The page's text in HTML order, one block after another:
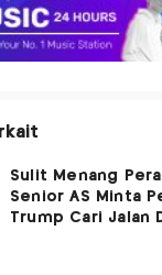
Sulit Menang
Senior AS Minta
Trump Cari Jalan